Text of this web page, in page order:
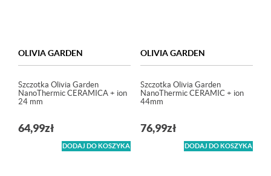
OLIVIA GARDEN
Szczotka Olivia Garden
NanoThermic CERAMICA + ion
24 mm
64,99zł
DODAJ DO KOSZYKA
OLIVIA GARDEN
Szczotka Olivia Garden
NanoThermic CERAMIC + ion
44mm
76,99zł
DODAJ DO KOSZYKA